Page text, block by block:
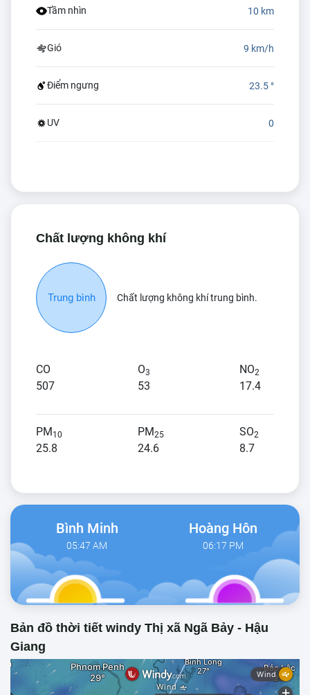
Tầm nhìn 10 km
Gió 9 km/h
Điểm ngưng 23.5 °
UV 0
Chất lượng không khí
Trung bình Chất lượng không khí trung bình.
CO
507
O3
53
NO2
17.4
PM10
25.8
PM25
24.6
SO2
8.7
Bình Minh
05:47 AM
Hoàng Hôn
06:17 PM
Bản đồ thời tiết windy Thị xã Ngã Bảy - Hậu
Giang